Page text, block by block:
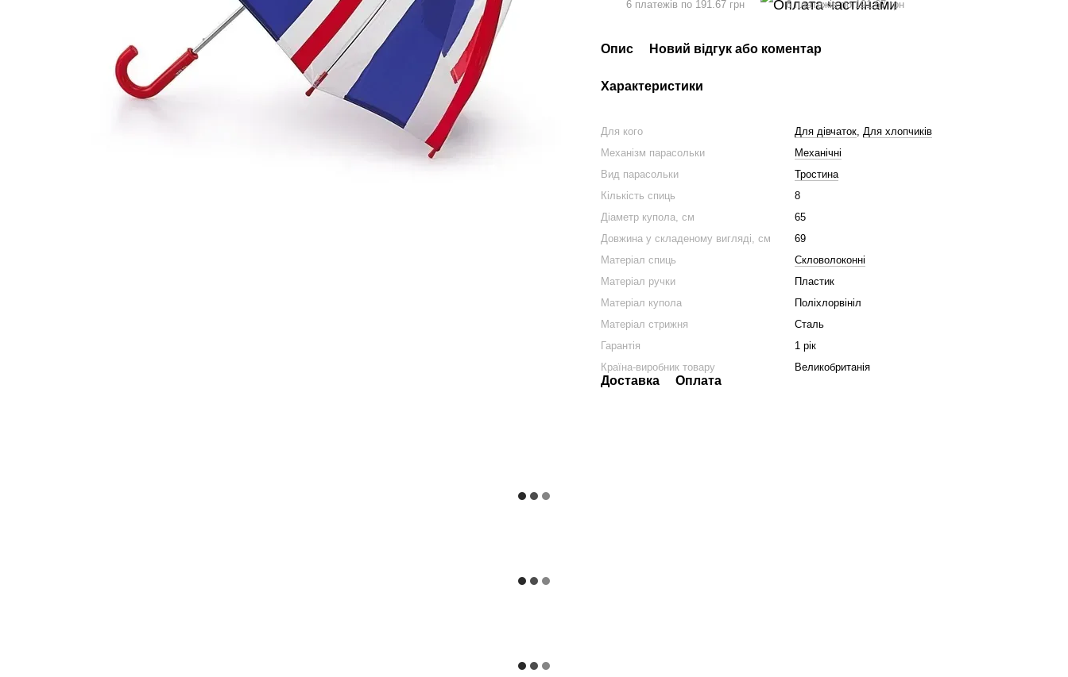
6 платежів по 191.67 грн 6 платежів по 191.67 грн
Опис Новий відгук або коментар
Характеристики
Для кого Для дівчаток,Для хлопчиків
Механізм парасольки
Механічні
Вид парасольки
Тростина
Кількість спиць
8
Діаметр купола, см
65
Довжина у складеному вигляді, см
69
Матеріал спиць
Скловолоконні
Матеріал ручки
Пластик
Матеріал купола
Поліхлорвініл
Матеріал стрижня
Сталь
Гарантія
1 рік
Країна-виробник товару
Великобританія
Доставка Оплата